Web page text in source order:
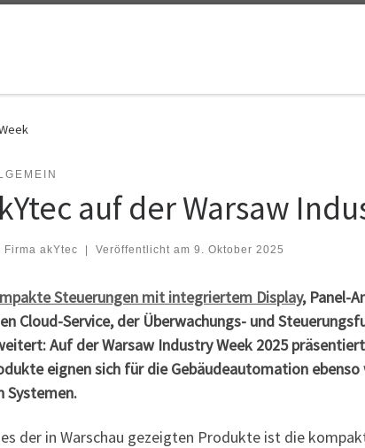
auf der Warsaw
Firma akYtec Veröffentlicht am 9. Oktober 2025
Steuerungen mit integriertem Display, Panel-
Cloud-Service, der Überwachungs- und
Auf der Warsaw Industry Week 2025
eignen sich für die Gebäudeautomation
Systemen.
der in Warschau gezeigten Produkte ist die